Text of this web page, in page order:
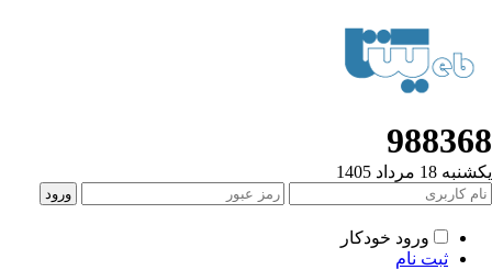
18 مرداد 1405
ورود خودکار
ثبت نام